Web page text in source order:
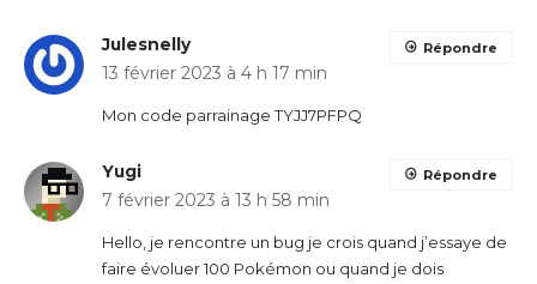
Julesnelly
13 février 2023 à 4 h 17 min
Mon code parrainage TYJJ7PFPQ
Répondre
Yugi
7 février 2023 à 13 h 58 min
Hello, je rencontre un bug je crois quand j’essaye de
faire évoluer 100 Pokémon ou quand je dois
Répondre